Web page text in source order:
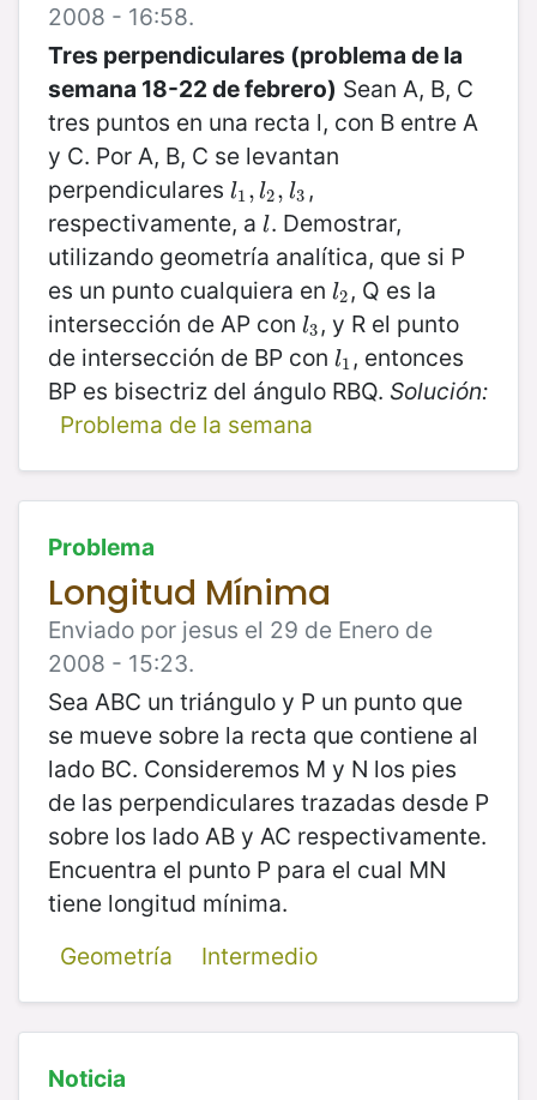
2008 - 16:58.
Tres perpendiculares (problema de la
semana 18-22 de febrero) Sean A, B, C
tres puntos en una recta l, con B entre A
y C. Por A, B, C se levantan
perpendiculares l1, l2, l3
l1 ,l2,l 3 ,
respectivamente, a l
l. Demostrar,
utilizando geometría analítica, que si P
es un punto cualquiera en l2
l2, Q es la
intersección de AP con l3
l3, y R el punto
de intersección de BP con l1
l1 , entonces
BP es bisectriz del ángulo RBQ. Solución:
Problema de la semana
Problema
Longitud Mínima
Enviado por jesus el 29 de Enero de
2008 - 15:23.
Sea ABC un triángulo y P un punto que
se mueve sobre la recta que contiene al
lado BC. Consideremos M y N los pies
de las perpendiculares trazadas desde P
sobre los lado AB y AC respectivamente.
Encuentra el punto P para el cual MN
tiene longitud mínima.
Geometría
Intermedio
Noticia